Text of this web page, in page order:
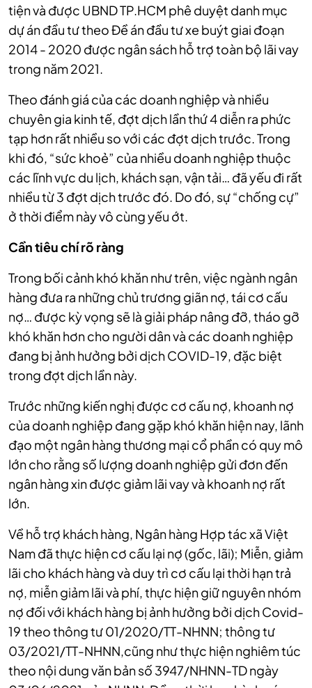
tiện và được UBND TP.HCM phê duyệt danh mục
dự án đầu tư theo Đề án đầu tư xe buýt giai đoạn
2014 - 2020 được ngân sách hỗ trợ toàn bộ lãi vay
trong năm 2021.
Theo đánh giá của các doanh nghiệp và nhiều
chuyên gia kinh tế, đợt dịch lần thứ 4 diễn ra phức
tạp hơn rất nhiều so với các đợt dịch trước. Trong
khi đó, “sức khoẻ” của nhiều doanh nghiệp thuộc
các lĩnh vực du lịch, khách sạn, vận tải… đã yếu đi rất
nhiều từ 3 đợt dịch trước đó. Do đó, sự “chống cự”
ở thời điểm này vô cùng yếu ớt.
Cần tiêu chí rõ ràng
Trong bối cảnh khó khăn như trên, việc ngành ngân
hàng đưa ra những chủ trương giãn nợ, tái cơ cấu
nợ… được kỳ vọng sẽ là giải pháp nâng đỡ, tháo gỡ
khó khăn hơn cho người dân và các doanh nghiệp
đang bị ảnh hưởng bởi dịch COVID-19, đặc biệt
trong đợt dịch lần này.
Trước những kiến nghị được cơ cấu nợ, khoanh nợ
của doanh nghiệp đang gặp khó khăn hiện nay, lãnh
đạo một ngân hàng thương mại cổ phần có quy mô
lớn cho rằng số lượng doanh nghiệp gửi đơn đến
ngân hàng xin được giảm lãi vay và khoanh nợ rất
lớn.
Về hỗ trợ khách hàng, Ngân hàng Hợp tác xã Việt
Nam đã thực hiện cơ cấu lại nợ (gốc, lãi); Miễn, giảm
lãi cho khách hàng và duy trì cơ cấu lại thời hạn trả
nợ, miễn giảm lãi và phí, thực hiện giữ nguyên nhóm
nợ đối với khách hàng bị ảnh hưởng bởi dịch Covid-
19 theo thông tư 01/2020/TT-NHNN; thông tư
03/2021/TT-NHNN,cũng như thực hiện nghiêm túc
theo nội dung văn bản số 3947/NHNN-TD ngày